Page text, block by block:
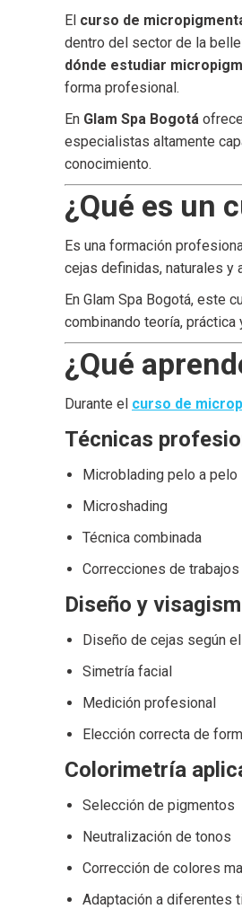
El curso de
dentro del sector de la
dónde estudiar
forma profesional.
En Glam Spa Bogotá
especialistas altamente
conocimiento.
¿Qué es un
Es una formación
cejas definidas, naturales y
En Glam Spa Bogotá, este
combinando teoría,
¿Qué
Durante el curso de
Técnicas
Microblading pelo a pelo
Microshading
Técnica combinada
Correcciones de
Diseño y
Diseño de cejas según
Simetría facial
Medición profesional
Elección correcta de
Colorimetría
Selección de pigmentos
Neutralización de tonos
Corrección de colores
Adaptación a diferentes